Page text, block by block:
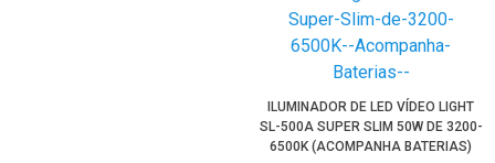
ILUMINADOR DE LED VÍDEO LIGHT
SL-500A SUPER SLIM 50W DE 3200-
6500K (ACOMPANHA BATERIAS)